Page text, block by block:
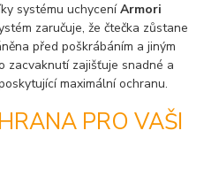
systému uchyceníArmori
zaručuje, že čtečka zůstane
před poškrábáním a jiným
zacvaknutí zajišťuje snadné a
maximální ochranu.
PRO VAŠI